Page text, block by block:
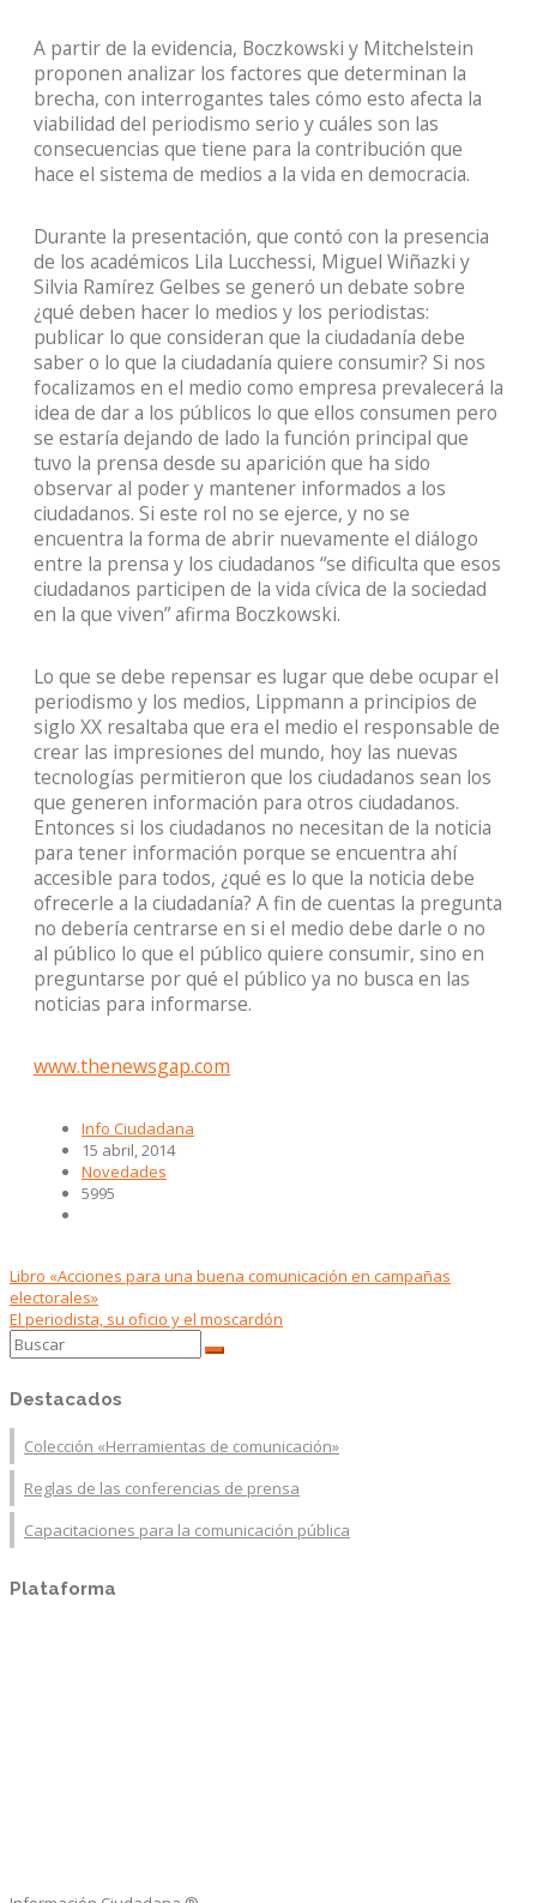
A partir de la evidencia, Boczkowski y Mitchelstein
proponen analizar los factores que determinan la
brecha, con interrogantes tales cómo esto afecta la
viabilidad del periodismo serio y cuáles son las
consecuencias que tiene para la contribución que
hace el sistema de medios a la vida en democracia.
Durante la presentación, que contó con la presencia
de los académicos Lila Lucchessi, Miguel Wiñazki y
Silvia Ramírez Gelbes se generó un debate sobre
¿qué deben hacer lo medios y los periodistas:
publicar lo que consideran que la ciudadanía debe
saber o lo que la ciudadanía quiere consumir? Si nos
focalizamos en el medio como empresa prevalecerá la
idea de dar a los públicos lo que ellos consumen pero
se estaría dejando de lado la función principal que
tuvo la prensa desde su aparición que ha sido
observar al poder y mantener informados a los
ciudadanos. Si este rol no se ejerce, y no se
encuentra la forma de abrir nuevamente el diálogo
entre la prensa y los ciudadanos “se dificulta que esos
ciudadanos participen de la vida cívica de la sociedad
en la que viven” afirma Boczkowski.
Lo que se debe repensar es lugar que debe ocupar el
periodismo y los medios, Lippmann a principios de
siglo XX resaltaba que era el medio el responsable de
crear las impresiones del mundo, hoy las nuevas
tecnologías permitieron que los ciudadanos sean los
que generen información para otros ciudadanos.
Entonces si los ciudadanos no necesitan de la noticia
para tener información porque se encuentra ahí
accesible para todos, ¿qué es lo que la noticia debe
ofrecerle a la ciudadanía? A fin de cuentas la pregunta
no debería centrarse en si el medio debe darle o no
al público lo que el público quiere consumir, sino en
preguntarse por qué el público ya no busca en las
noticias para informarse.
www.thenewsgap.com
Info Ciudadana
15 abril, 2014
Novedades
5995
Libro «Acciones para una buena comunicación en campañas
electorales»
El periodista, su oficio y el moscardón
Destacados
Colección «Herramientas de comunicación»
Reglas de las conferencias de prensa
Capacitaciones para la comunicación pública
Plataforma